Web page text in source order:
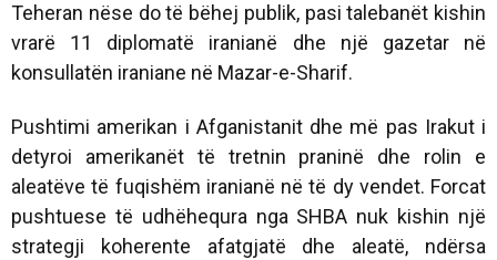
Teheran nëse do të bëhej publik, pasi talebanët kishin
vrarë 11 diplomatë iranianë dhe një gazetar në
konsullatën iraniane në Mazar-e-Sharif.
Pushtimi amerikan i Afganistanit dhe më pas Irakut i
detyroi amerikanët të tretnin praninë dhe rolin e
aleatëve të fuqishëm iranianë në të dy vendet. Forcat
pushtuese të udhëhequra nga SHBA nuk kishin një
strategji koherente afatgjatë dhe aleatë, ndërsa